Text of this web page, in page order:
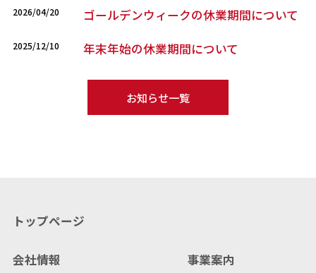
2026/04/20 ゴールデンウィークの休業期間について
2025/12/10 年末年始の休業期間について
お知らせ一覧
トップページ
会社情報 事業案内